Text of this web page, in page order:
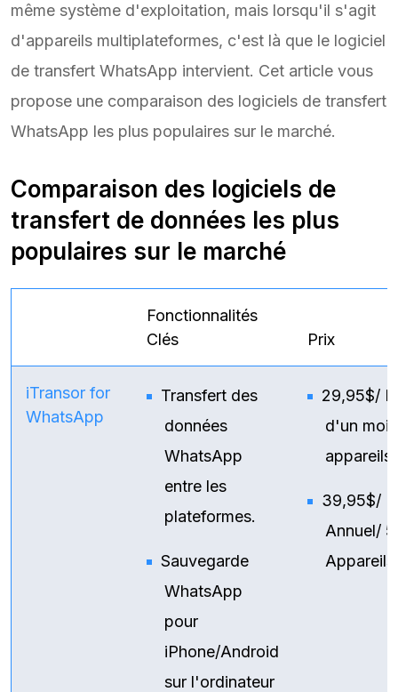
même système d'exploitation, mais lorsqu'il s'agit
d'appareils multiplateformes, c'est là que le logiciel
de transfert WhatsApp intervient. Cet article vous
propose une comparaison des logiciels de transfert
WhatsApp les plus populaires sur le marché.
Comparaison des logiciels de
transfert de données les plus
populaires sur le marché
Fonctionnalités
Clés
Prix
iTransor for
WhatsApp
Transfert des
données
WhatsApp
entre les
plateformes.
Sauvegarde
WhatsApp
pour
iPhone/Android
sur l'ordinateur
29,95$/
d'un
appareils
39,95$/
Annuel/ 5
Appareils